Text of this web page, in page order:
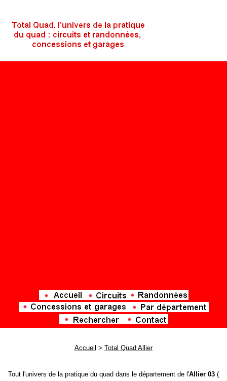
Accueil > Total Quad Allier
Tout l'univers de la pratique du quad dans le département de l'Allier 03 (